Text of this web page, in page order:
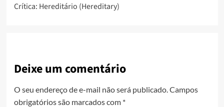
Crítica: Hereditário (Hereditary)
Deixe um comentário
O seu endereço de e-mail não será publicado. Campos
obrigatórios são marcados com *